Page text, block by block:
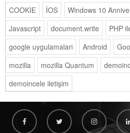
COOKIE
İOS Windows 10
Javascript
document.write PHP
google uygulamalari
Android
mozilla
mozilla Quantum
demoincele iletişim